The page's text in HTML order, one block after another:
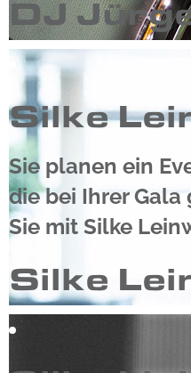
DJ
Silke
Sie planen ein
die bei Ihrer Gala
Sie mit Silke
Silke